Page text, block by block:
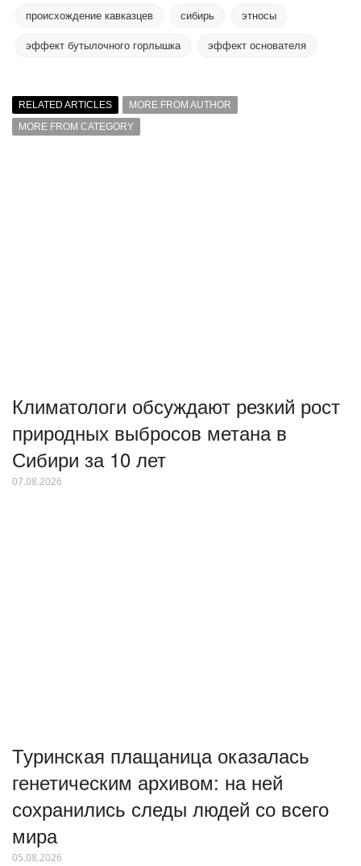
происхождение кавказцев сибирь этносы
эффект бутылочного горлышка эффект основателя
RELATED ARTICLES
MORE FROM AUTHOR
MORE FROM CATEGORY
Климатологи обсуждают резкий рост
природных выбросов метана в
Сибири за 10 лет
07.08.2026
Туринская плащаница оказалась
генетическим архивом: на ней
сохранились следы людей со всего
мира
05.08.2026